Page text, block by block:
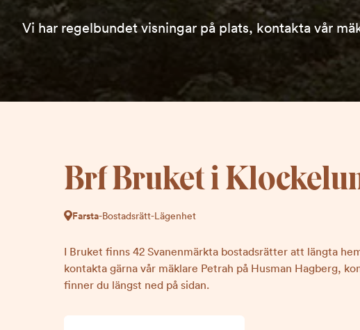
Vi har regelbundet visningar på plats, kontakta vår
Brf Bruket i
Farsta-Bostadsrätt-Lägenhet
I Bruket finns 42 Svanenmärkta bostadsrätter att längta
kontakta gärna vår mäklare Petrah på Husman Hagberg,
finner du längst ned på sidan.